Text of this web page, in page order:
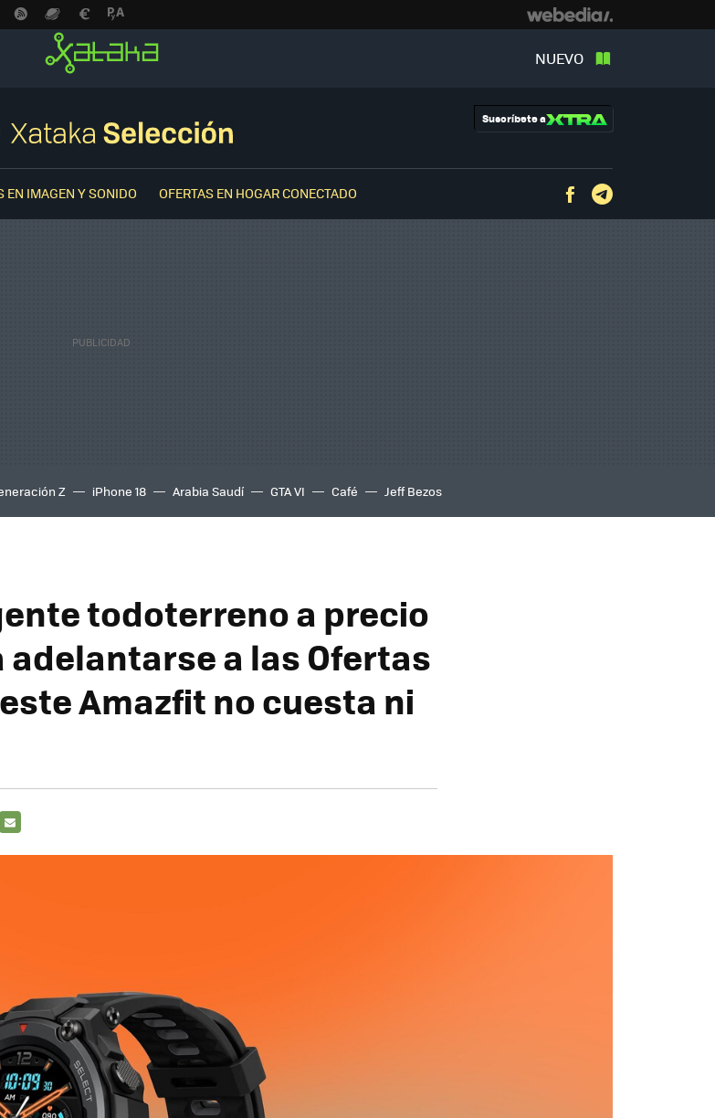
NUEVO
Suscríbete a
EN IMAGEN Y SONIDO OFERTAS EN HOGAR CONECTADO Facebook
Z iPhone 18 Arabia Saudí GTA VI Café Jeff Bezos
todoterreno a precio
adelantarse a las Ofertas
Amazfit no cuesta ni